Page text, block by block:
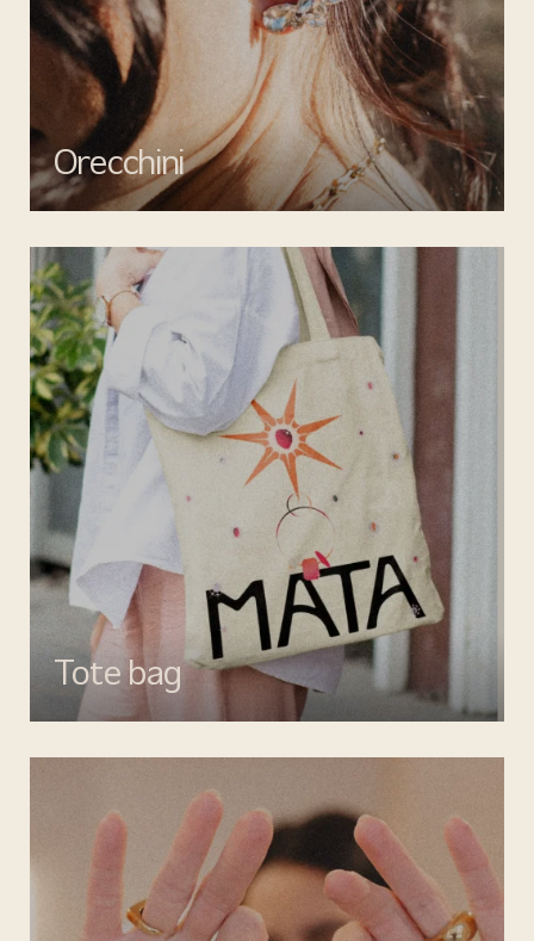
Orecchini
Valorizza ogni outfit con gli orecchini di Mata gioielli: creazioni
Tote bag
Esalta il tuo look con gli accessori MATA, dettagli di stile per ogni